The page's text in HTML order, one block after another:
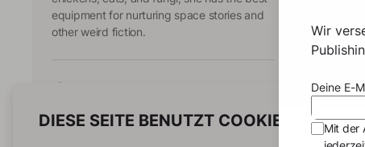
equipment for nurturing space stories and
other weird fiction.
real
DIESE SEITE BENUTZT COOKIES
Wir
Deine E-
Mit der